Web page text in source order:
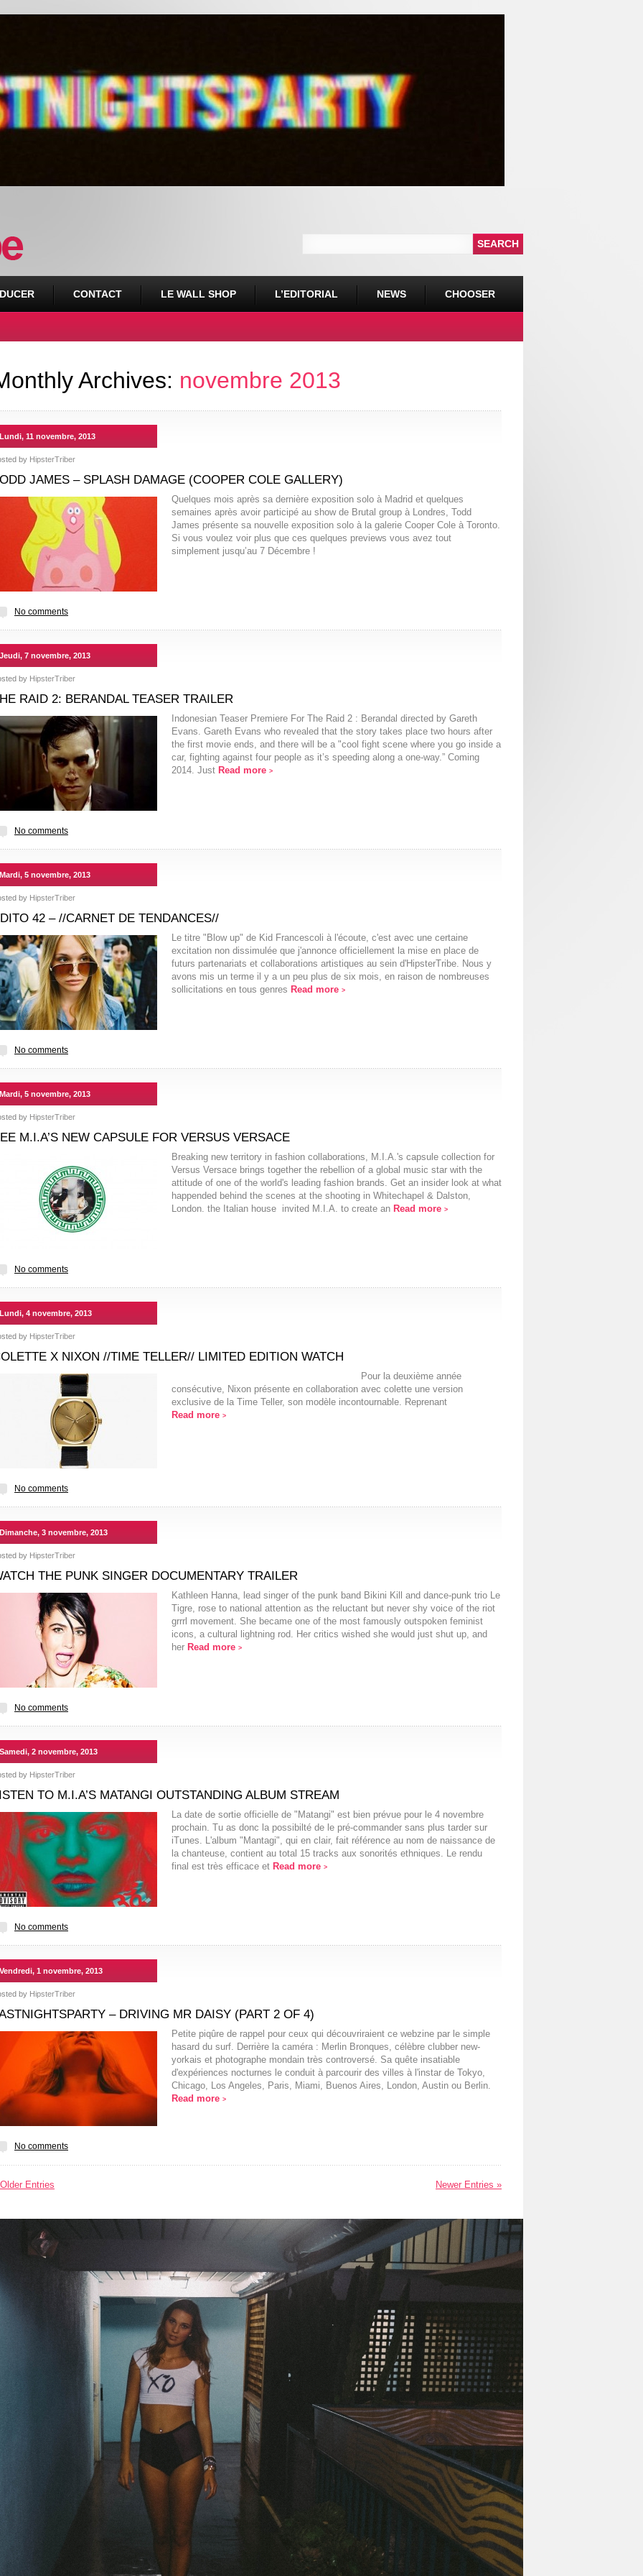
CONTACT LE WALL SHOP L’EDITORIAL NEWS CHOOSER
Archives: novembre 2013
Lundi, 11 novembre, 2013
by HipsterTriber
JAMES – SPLASH DAMAGE (COOPER COLE GALLERY)
Quelques mois après sa dernière exposition solo à Madrid et quelques
semaines après avoir participé au show de Brutal group à Londres, Todd
James présente sa nouvelle exposition solo à la galerie Cooper Cole à Toronto.
Si vous voulez voir plus que ces quelques previews vous avez tout
simplement jusqu’au 7 Décembre !
No comments
Jeudi, 7 novembre, 2013
by HipsterTriber
RAID 2: BERANDAL TEASER TRAILER
Indonesian Teaser Premiere For The Raid 2 : Berandal directed by Gareth
Evans. Gareth Evans who revealed that the story takes place two hours after
the first movie ends, and there will be a "cool fight scene where you go inside a
car, fighting against four people as it’s speeding along a one-way.” Coming
2014. Just Read more >
No comments
Mardi, 5 novembre, 2013
by HipsterTriber
42 – //CARNET DE TENDANCES//
Le titre "Blow up" de Kid Francescoli à l'écoute, c'est avec une certaine
excitation non dissimulée que j'annonce officiellement la mise en place de
futurs partenariats et collaborations artistiques au sein d'HipsterTribe. Nous y
avons mis un terme il y a un peu plus de six mois, en raison de nombreuses
sollicitations en tous genres Read more >
No comments
Mardi, 5 novembre, 2013
by HipsterTriber
M.I.A’S NEW CAPSULE FOR VERSUS VERSACE
Breaking new territory in fashion collaborations, M.I.A.'s capsule collection for
Versus Versace brings together the rebellion of a global music star with the
attitude of one of the world's leading fashion brands. Get an insider look at what
happended behind the scenes at the shooting in Whitechapel & Dalston,
London. the Italian house invited M.I.A. to create an Read more >
No comments
Lundi, 4 novembre, 2013
by HipsterTriber
X NIXON //TIME TELLER// LIMITED EDITION WATCH
Pour la deuxième année
consécutive, Nixon présente en collaboration avec colette une version
exclusive de la Time Teller, son modèle incontournable. Reprenant
Read more >
No comments
Dimanche, 3 novembre, 2013
by HipsterTriber
THE PUNK SINGER DOCUMENTARY TRAILER
Kathleen Hanna, lead singer of the punk band Bikini Kill and dance-punk trio Le
Tigre, rose to national attention as the reluctant but never shy voice of the riot
grrrl movement. She became one of the most famously outspoken feminist
icons, a cultural lightning rod. Her critics wished she would just shut up, and
her Read more >
No comments
Samedi, 2 novembre, 2013
by HipsterTriber
TO M.I.A’S MATANGI OUTSTANDING ALBUM STREAM
La date de sortie officielle de "Matangi" est bien prévue pour le 4 novembre
prochain. Tu as donc la possibilté de le pré-commander sans plus tarder sur
iTunes. L'album "Mantagi", qui en clair, fait référence au nom de naissance de
la chanteuse, contient au total 15 tracks aux sonorités ethniques. Le rendu
final est très efficace et Read more >
No comments
Vendredi, 1 novembre, 2013
by HipsterTriber
– DRIVING MR DAISY (PART 2 OF 4)
Petite piqûre de rappel pour ceux qui découvriraient ce webzine par le simple
hasard du surf. Derrière la caméra : Merlin Bronques, célèbre clubber new-
yorkais et photographe mondain très controversé. Sa quête insatiable
d'expériences nocturnes le conduit à parcourir des villes à l'instar de Tokyo,
Chicago, Los Angeles, Paris, Miami, Buenos Aires, London, Austin ou Berlin.
Read more >
No comments
Entries Newer Entries »